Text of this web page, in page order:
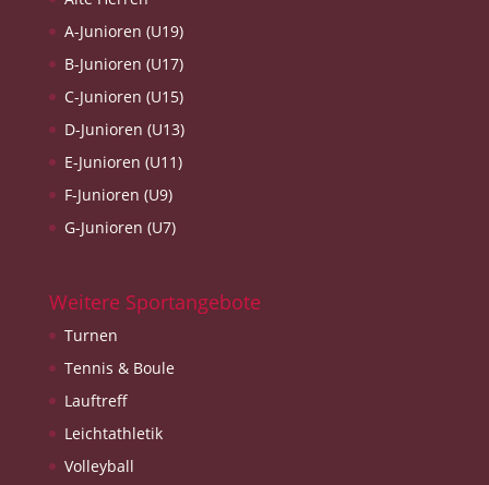
A-Junioren (U19)
B-Junioren (U17)
C-Junioren (U15)
D-Junioren (U13)
E-Junioren (U11)
F-Junioren (U9)
G-Junioren (U7)
Weitere Sportangebote
Turnen
Tennis & Boule
Lauftreff
Leichtathletik
Volleyball